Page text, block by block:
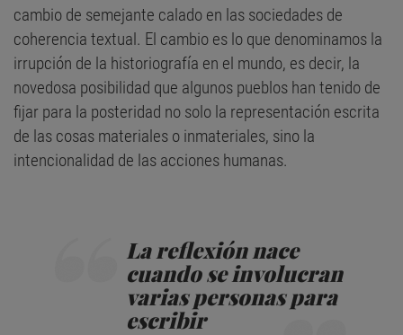
cambio de semejante calado en las sociedades de
coherencia textual. El cambio es lo que denominamos la
irrupción de la historiografía en el mundo, es decir, la
novedosa posibilidad que algunos pueblos han tenido de
fijar para la posteridad no solo la representación escrita
de las cosas materiales o inmateriales, sino la
intencionalidad de las acciones humanas.
La reflexión nace
cuando se involucran
varias personas para
escribir